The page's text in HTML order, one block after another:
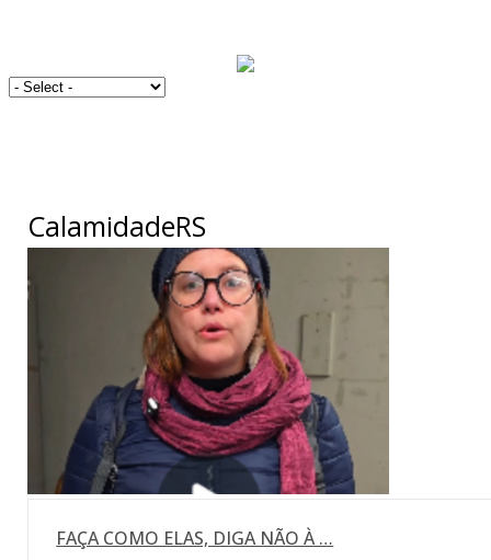
CalamidadeRS
FAÇA COMO ELAS, DIGA NÃO À …